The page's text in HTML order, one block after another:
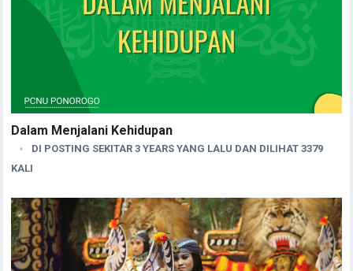
Dalam Menjalani Kehidupan
DI POSTING SEKITAR 3 YEARS YANG LALU DAN DILIHAT 3379
KALI